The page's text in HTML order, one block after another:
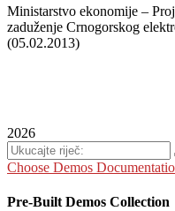
Ministarstvo ekonomije –
zaduženje Crnogorskog
(05.02.2013)
2026
Choose Demos
Pre-Built Demos Collection